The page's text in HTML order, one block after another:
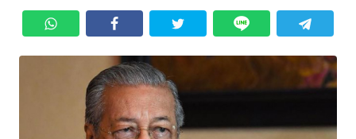
KRIMINAL
SAINS-TEKNO